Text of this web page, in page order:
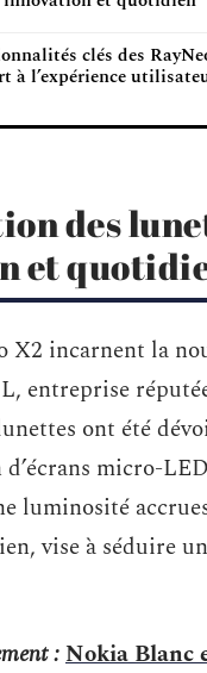
clés des
à l’expérience
des
et
X2 incarnent la
entreprise
ont été
micro-
luminosité
vise à séduire
:Nokia Blanc